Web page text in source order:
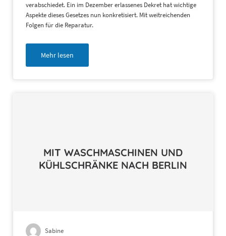
verabschiedet. Ein im Dezember erlassenes Dekret hat wichtige
Aspekte dieses Gesetzes nun konkretisiert. Mit weitreichenden
Folgen für die Reparatur.
Mehr lesen
MIT WASCHMASCHINEN UND
KÜHLSCHRÄNKE NACH BERLIN
Sabine